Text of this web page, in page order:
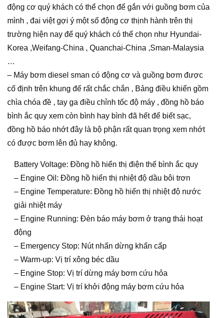
động cơ quý khách có thể chọn để gắn với guồng bơm của
mình , đai việt gợi ý một số động cơ thịnh hành trên thị
trường hiện nay để quý khách có thể chọn như Hyundai-
Korea ,Weifang-China , Quanchai-China ,Sman-Malaysia
…
– Máy bơm diesel sman có động cơ và guồng bơm được
cố định trên khung đế rất chắc chắn , Bảng điều khiển gồm
chìa chóa đề , tay ga điều chỉnh tốc độ máy , đồng hồ báo
bình ắc quy xem còn bình hay bình đã hết để biết sạc,
đồng hồ báo nhớt đây là bộ phận rất quan trọng xem nhớt
có được bơm lên đủ hay không.
Battery Voltage: Đồng hồ hiển thị điện thế bình ắc quy
– Engine Oil: Đồng hồ hiển thị nhiệt độ dầu bôi trơn
– Engine Temperature: Đồng hồ hiển thị nhiệt độ nước
giải nhiệt máy
– Engine Running: Đèn báo máy bơm ở trạng thái hoạt
động
– Emergency Stop: Nút nhấn dừng khẩn cấp
– Warm-up: Vị trí xông béc dầu
– Engine Stop: Vị trí dừng máy bơm cứu hỏa
– Engine Start: Vị trí khởi động máy bơm cứu hỏa